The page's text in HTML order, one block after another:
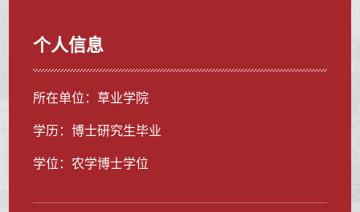
个人信息
所在单位：草业学院
学历：博士研究生毕业
学位：农学博士学位